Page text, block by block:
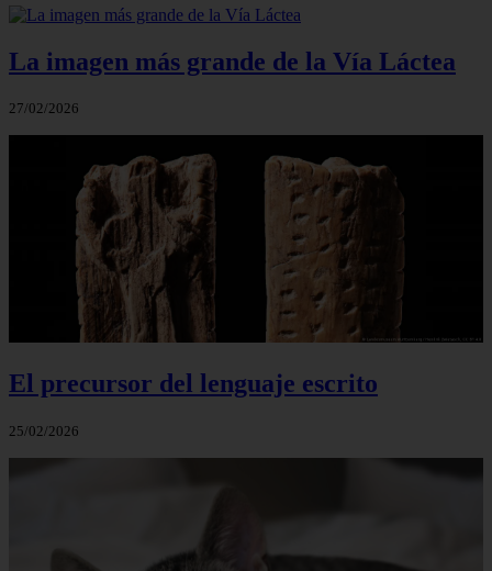
La imagen más grande de la Vía Láctea
27/02/2026
El precursor del lenguaje escrito
25/02/2026